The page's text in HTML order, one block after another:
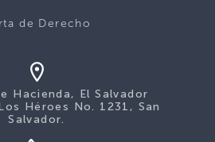
de Derecho
Hacienda, El Salvador
Héroes No. 1231, San
Salvador.